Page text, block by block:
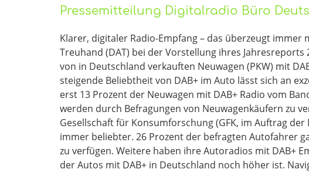
Pressemitteilung Digitalradio Büro
Klarer, digitaler Radio-Empfang – das überzeugt
Treuhand (DAT) bei der Vorstellung ihres
von in Deutschland verkauften Neuwagen (PKW) mit
steigende Beliebtheit von DAB+ im Auto lässt sich an
erst 13 Prozent der Neuwagen mit DAB+ Radio vom
werden durch Befragungen von Neuwagenkäufern zu
Gesellschaft für Konsumforschung (GFK, im Auftrag
immer beliebter. 26 Prozent der befragten Autofahrer
zu verfügen. Weitere haben ihre Autoradios mit DAB+
der Autos mit DAB+ in Deutschland noch höher ist.